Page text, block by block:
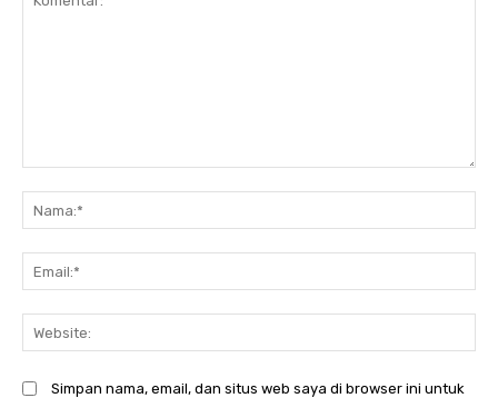
Simpan nama, email, dan situs web saya di browser ini untuk